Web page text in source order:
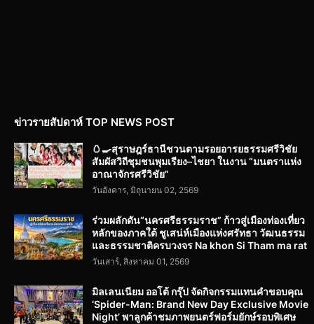
ข่าวรายสัปดาห์ TOP NEWS POST
🥚🍳สุราษฎร์ธานีชวนตามรอยอารยธรรมศรีวิชัย
สัมผัสวิถีชุมชนพุมเรียง–ไชยา ในงาน “มนตราแห่ง
อาณาจักรศรีวิชัย”
วันอังคาร, มิถุนายน 02, 2569
ร่วมผลักดัน“นครศรีธรรมราช” ก้าวสู่เมืองท่องเที่ยว
หลักของภาคใต้ ชูเสน่ห์เมืองแห่งศรัทธา วัฒนธรรม
และธรรมชาติครบวงจร Na khon Si Tham ma rat
วันเสาร์, สิงหาคม 01, 2569
มิลเลนเนียม ออโต้ กรุ๊ป จัดกิจกรรมแทนคำขอบคุณ
‘Spider-Man: Brand New Day Exclusive Movie
Night’ พาลูกค้าชมภาพยนตร์ฟอร์มยักษ์รอบพิเศษ